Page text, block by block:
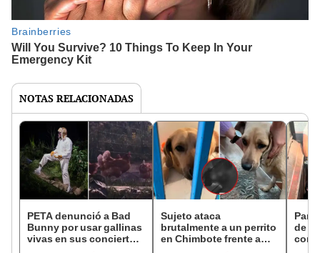
NOTAS RELACIONADAS
PETA denunció a Bad
Bunny por usar gallinas
vivas en sus conciertos
Sujeto ataca
brutalmente a un perrito
en Chimbote frente a
de